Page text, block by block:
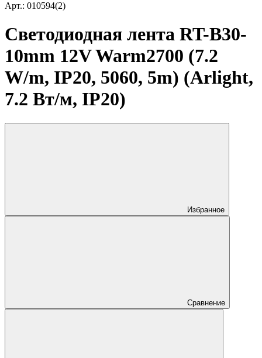
Арт.: 010594(2)
Светодиодная лента RT-B30-
10mm 12V Warm2700 (7.2
W/m, IP20, 5060, 5m) (Arlight,
7.2 Вт/м, IP20)
Избранное
Сравнение